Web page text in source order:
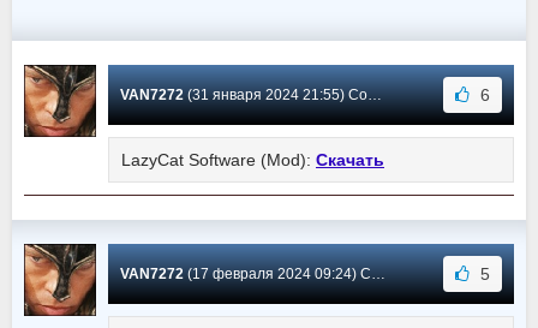
VAN7272(31 января 2024 21:55) Сообщение #10 6
LazyCat Software (Mod): Скачать
VAN7272(17 февраля 2024 09:24) Сообщение #9 5